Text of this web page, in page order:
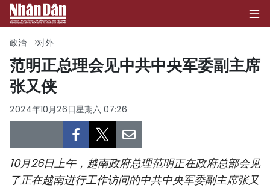
政治
经济
社会
政治 对外
范明正总理会见中共中央军委副主席
张又侠
2024年10月26日星期六 07:26
10月26日上午，越南政府总理范明正在政府总部会见
了正在越南进行工作访问的中共中央军委副主席张又